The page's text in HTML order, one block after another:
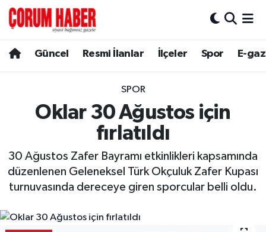
Güncel Resmi İlanlar İlçeler Spor E-
SPOR
Oklar 30 Ağustos için
fırlatıldı
30 Ağustos Zafer Bayramı etkinlikleri kapsamında
düzenlenen Geleneksel Türk Okçuluk Zafer Kupası
turnuvasında dereceye giren sporcular belli oldu.
Spor
Resmi İlanlar
Bayat
Hava Durumu
Çorum Namaz Vakitleri
Trafik Durumu
Süper Lig Puan Durumu ve Fikstür